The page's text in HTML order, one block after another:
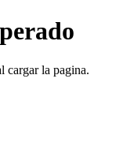
cargar la pagina.